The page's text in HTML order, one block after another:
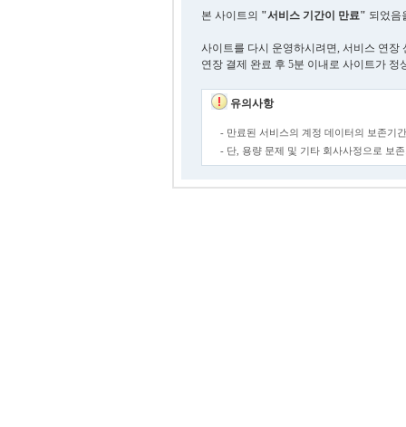
본 사이트의 "서비스 기간이 만료" 되었음
사이트를 다시 운영하시려면, 서비스 연장
연장 결제 완료 후 5분 이내로 사이트가 정
유의사항
- 만료된 서비스의 계정 데이터의 보존기
- 단, 용량 문제 및 기타 회사사정으로 보